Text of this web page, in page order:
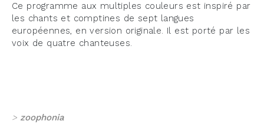
Ce programme aux multiples couleurs est inspiré par
les chants et comptines de sept langues
européennes, en version originale. Il est porté par les
voix de quatre chanteuses.
> zoophonia